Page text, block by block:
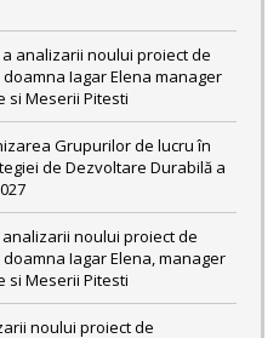
analizarii noului proiect de
Iagar Elena manager
si Meserii Pitesti
Grupurilor de lucru în
de Dezvoltare Durabilă a
noului proiect de
Iagar Elena, manager
si Meserii Pitesti
noului proiect de